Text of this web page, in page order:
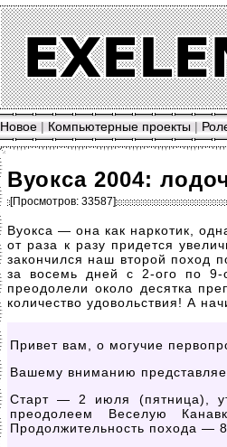
Новое | Компьютерные проекты |
Вуокса 2004:
[Просмотров: 33587]
Вуокса — она как наркотик,
от раза к разу придется
закончился наш второй поход
за восемь дней с 2-ого по 9-
преодолели около десятка
количество удовольствия! А
Привет вам, о могучие
Вашему вниманию
Старт — 2 июля (пятница),
преодолеем Веселую
Продолжительность похода —